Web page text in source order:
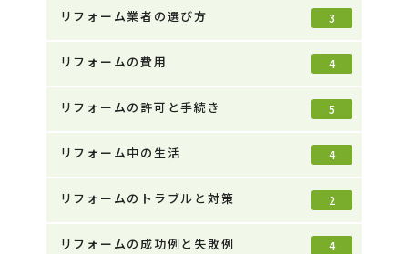
リフォーム業者の選び方 3
リフォームの費用 4
リフォームの許可と手続き 5
リフォーム中の生活 4
リフォームのトラブルと対策 2
リフォームの成功例と失敗例 4